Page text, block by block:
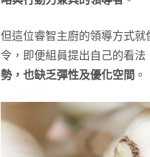
但這位睿智主廚的領導方式
令，即便組員提出自己的看
勢，也缺乏彈性及優化空間 。